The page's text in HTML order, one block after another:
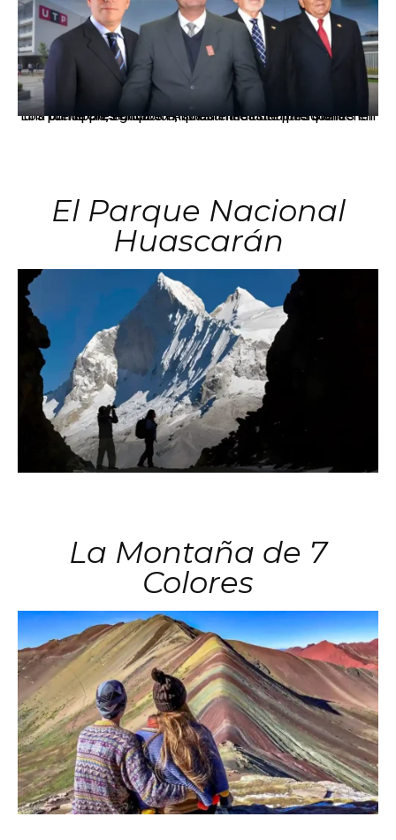
Los principales grupos empresariales del país mantienen una fuerte presencia en Áncash mediante inversiones en comercio, educación, salud e industria pesquera.
El Parque Nacional
Huascarán
La Montaña de 7
Colores